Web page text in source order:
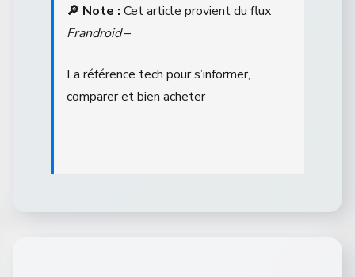
🔎 Note : Cet article provient du flux
Frandroid–
La référence tech pour s’informer,
comparer et bien acheter
.